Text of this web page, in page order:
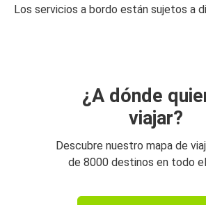
Los servicios a bordo están sujetos a
¿A dónde
viajar?
Descubre nuestro mapa de
de 8000 destinos en todo